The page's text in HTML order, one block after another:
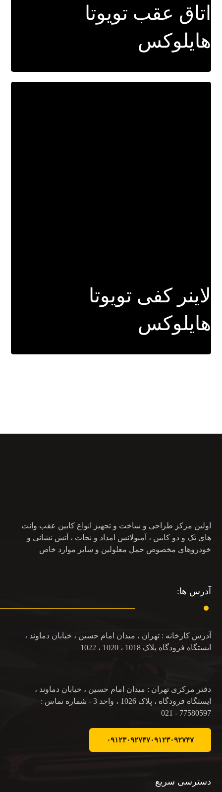
اتاق عقب تویوتا
هایلوکس
لاینر کفی تویوتا
هایلوکس
اولین مرکز طراحی و ساخت و تجهیز انواع کابین عقب وانت
های تک و دو کابین ، آمبولانس امداد و نجات ، آتش نشانی و
خودروهای مخصوص حمل معلولین و سایر موارد خاص
آدرس ها:
آدرس کارخانه : تهران ، میدان امام حسین ، خیابان دماوند ،
ایستگاه فرودگاه پلاک 1018 ، 1020 ، 1022
دفتر مرکزی تهران : میدان امام حسین ، خیابان دماوند ،
ایستگاه فرودگاه ، پلاک 1026 ، واحد 3 - شماره تماس :
77580597 - 021
۰۹۱۲۳۰۹۲۷۴۷۰۹۱۲۳۰۹۲۷۴۷
دسترسی سریع